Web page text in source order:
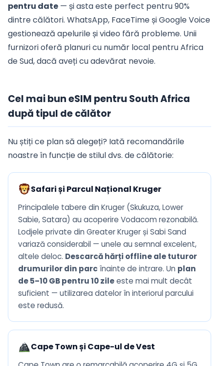
pentru date — și asta este perfect pentru 90%
dintre călători. WhatsApp, FaceTime și Google Voice
gestionează apelurile și video fără probleme. Unii
furnizori oferă planuri cu număr local pentru Africa
de Sud, dacă aveți cu adevărat nevoie.
Cel mai bun eSIM pentru South Africa
după tipul de călător
Nu știți ce plan să alegeți? Iată recomandările
noastre în funcție de stilul dvs. de călătorie:
Safari și Parcul Național Kruger
Principalele tabere din Kruger (Skukuza, Lower
Sabie, Satara) au acoperire Vodacom rezonabilă.
Lodjele private din Greater Kruger și Sabi Sand
variază considerabil — unele au semnal excelent,
altele deloc. Descarcă hărți offline ale tuturor
drumurilor din parc înainte de intrare. Un plan
de 5–10 GB pentru 10 zileeste mai mult decât
suficient — utilizarea datelor în interiorul parcului
este redusă.
Cape Town și Cape-ul de Vest